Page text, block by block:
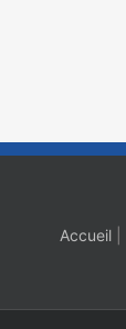
Accueil